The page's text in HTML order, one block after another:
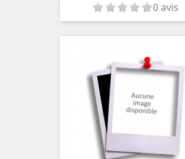
0 avis